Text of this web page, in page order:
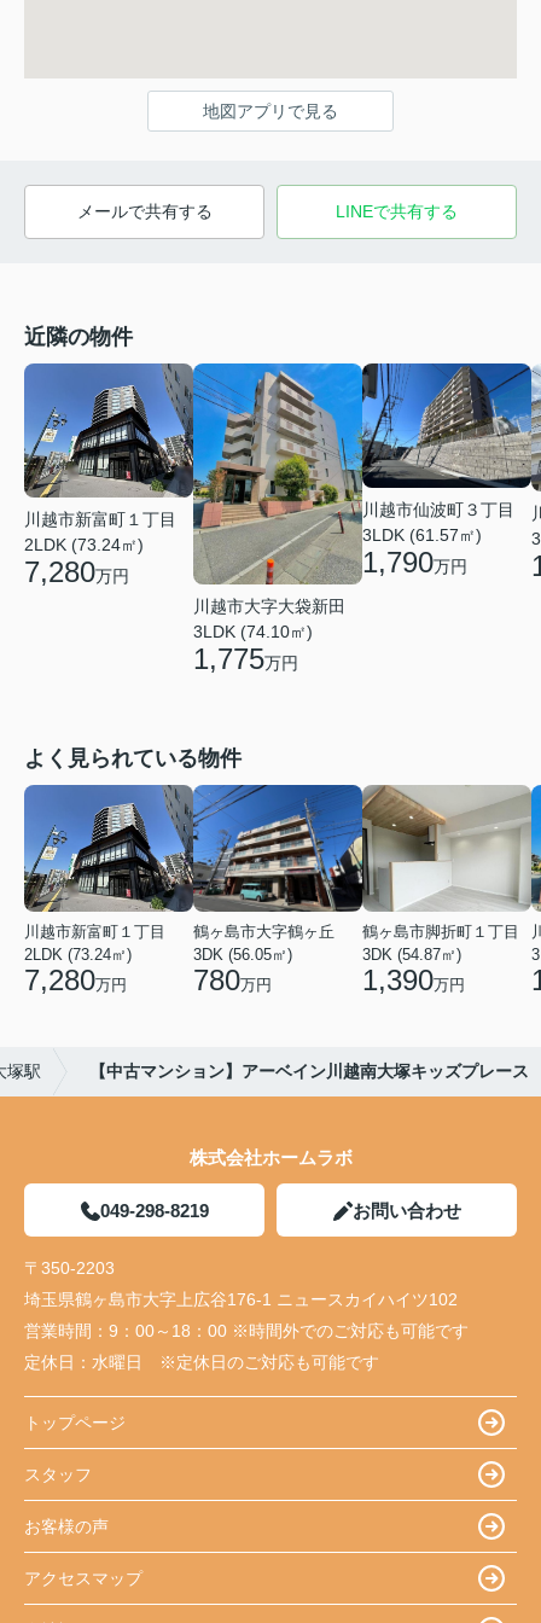
地図アプリで見る
メールで共有する LINEで共有する
近隣の物件
川越市新富町１丁目
2LDK (73.24㎡)
7,280万円
川越市大字大袋新田
3LDK (74.10㎡)
1,775万円
川越市仙波町３丁目
3LDK (61.57㎡)
1,790万円
よく見られている物件
川越市新富町１丁目
2LDK (73.24㎡)
7,280万円
鶴ヶ島市大字鶴ヶ丘
3DK (56.05㎡)
780万円
鶴ヶ島市脚折町１丁目
3DK (54.87㎡)
1,390万円
塚駅 【中古マンション】アーベイン川越南大塚キッズプレース
株式会社ホームラボ
049-298-8219 お問い合わせ
〒350-2203
埼玉県鶴ヶ島市大字上広谷176-1 ニュースカイハイツ102
営業時間： 9：00～18：00 ※時間外でのご対応も可能です
定休日： 水曜日 ※定休日のご対応も可能です
トップページ
スタッフ
お客様の声
アクセスマップ